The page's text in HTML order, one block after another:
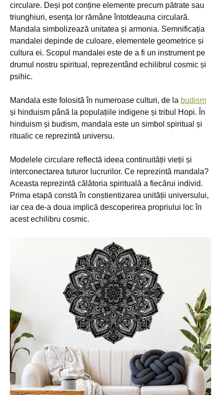
circulare. Deși pot conține elemente precum pătrate sau
triunghiuri, esența lor rămâne întotdeauna circulară.
Mandala simbolizează unitatea și armonia. Semnificația
mandalei depinde de culoare, elementele geometrice și
cultura ei. Scopul mandalei este de a fi un instrument pe
drumul nostru spiritual, reprezentând echilibrul cosmic și
psihic.
Mandala este folosită în numeroase culturi, de la budism
și hinduism până la populațiile indigene și tribul Hopi. În
hinduism și budism, mandala este un simbol spiritual și
ritualic ce reprezintă universu.
Modelele circulare reflectă ideea continuității vieții și
interconectarea tuturor lucrurilor. Ce reprezintă mandala?
Aceasta reprezintă călătoria spirituală a fiecărui individ.
Prima etapă constă în conștientizarea unității universului,
iar cea de-a doua implică descoperirea propriului loc în
acest echilibru cosmic.